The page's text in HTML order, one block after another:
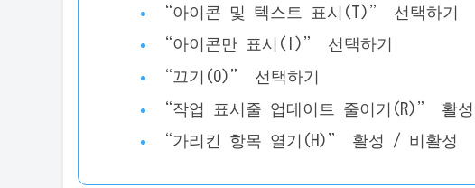
“아이콘 및 텍스트 표시(T)” 선택하기
“아이콘만 표시(I)” 선택하기
“끄기(O)” 선택하기
“작업 표시줄 업데이트 줄이기(R)” 활
“가리킨 항목 열기(H)” 활성 / 비활성